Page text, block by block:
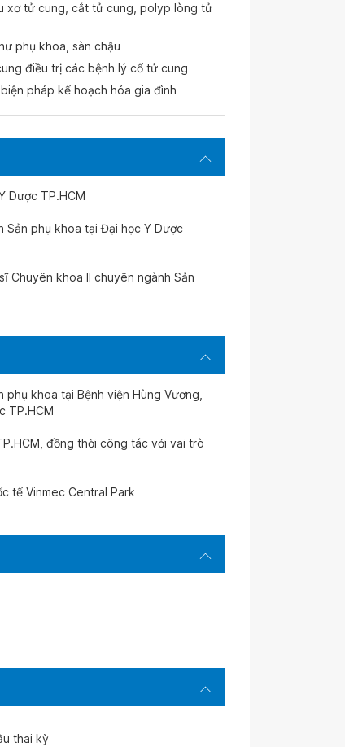
xơ tử cung, cắt tử cung, polyp lòng tử
phụ khoa, sàn chậu
điều trị các bệnh lý cổ tử cung
pháp kế hoạch hóa gia đình
Dược TP.HCM
Sản phụ khoa tại Đại học Y Dược
Chuyên khoa II chuyên ngành Sản
khoa tại Bệnh viện Hùng Vương,
TP.HCM
đồng thời công tác với vai trò
tế Vinmec Central Park
thai kỳ